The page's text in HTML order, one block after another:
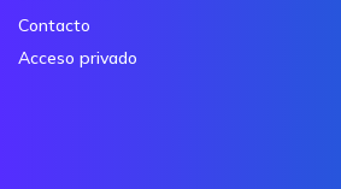
Contacto
Acceso privado